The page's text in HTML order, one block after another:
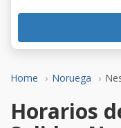
Home Noruega
Horarios